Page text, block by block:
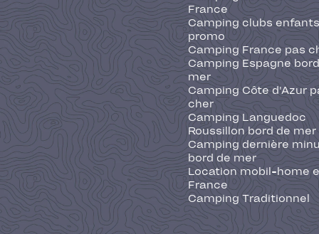
France
Camping clubs
promo
Camping France pas
Camping Espagne
mer
Camping Côte d'Azur
cher
Camping Languedoc
Roussillon bord de mer
Camping dernière
bord de mer
Location mobil-home
France
Camping Traditionnel